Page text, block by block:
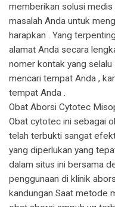
memberikan solusi
masalah Anda untuk
harapkan . Yang
alamat Anda secara
nomer kontak yang
mencari tempat Anda ,
tempat Anda .
Obat Aborsi Cytotec
Obat cytotec ini sebagai
telah terbukti sangat
yang diperlukan yang
dalam situs ini bersama
penggunaan di klinik
kandungan Saat metode